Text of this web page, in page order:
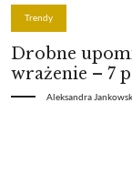
Trendy
Drobne
wrażenie – 7
Aleksandra